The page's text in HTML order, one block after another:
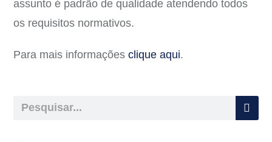
assunto é padrão de qualidade atendendo todos
os requisitos normativos.
Para mais informações clique aqui.